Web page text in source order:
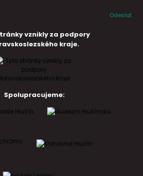
Odeslat
vznikly za podpory
kraje.
Spolupracujeme: